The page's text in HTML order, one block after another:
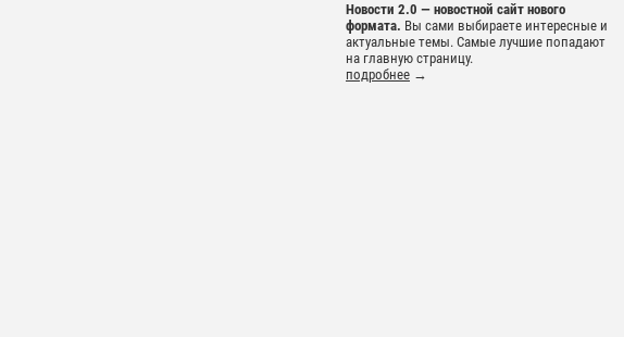
Новости 2.0 — новостной сайт нового
формата. Вы сами выбираете интересные и
актуальные темы. Самые лучшие попадают
на главную страницу.
подробнее →